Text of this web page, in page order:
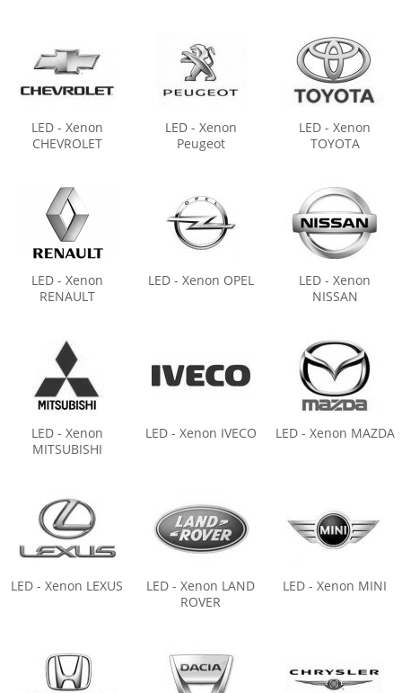
LED - Xenon
CHEVROLET
LED - Xenon
Peugeot
LED - Xenon
TOYOTA
LED - Xenon
RENAULT
LED - Xenon OPEL
LED - Xenon
NISSAN
LED - Xenon
MITSUBISHI
LED - Xenon IVECO LED - Xenon MAZDA
LED - Xenon LEXUS
LED - Xenon LAND
ROVER
LED - Xenon MINI